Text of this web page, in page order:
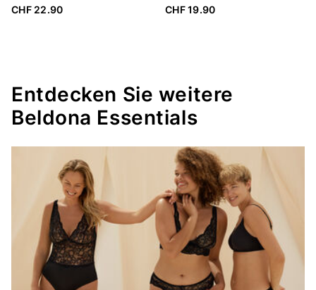
CHF 22.90
CHF 19.90
Entdecken Sie weitere
Beldona Essentials